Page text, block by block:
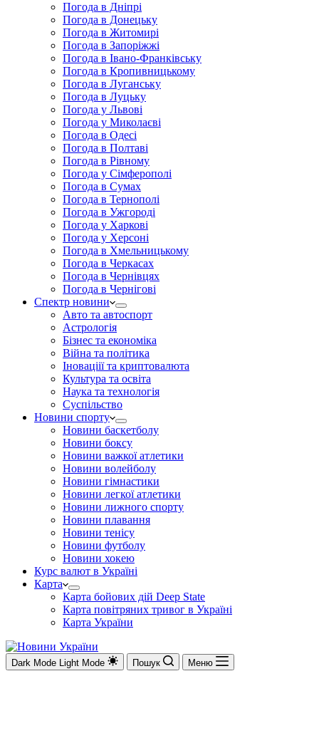
Погода в Дніпрі
Погода в Донецьку
Погода в Житомирі
Погода в Запоріжжі
Погода в Івано-Франківську
Погода в Кропивницькому
Погода в Луганську
Погода в Луцьку
Погода у Львові
Погода у Миколаєві
Погода в Одесі
Погода в Полтаві
Погода в Рівному
Погода у Сімферополі
Погода в Сумах
Погода в Тернополі
Погода в Ужгороді
Погода у Харкові
Погода у Херсоні
Погода в Хмельницькому
Погода в Черкасах
Погода в Чернівцях
Погода в Чернігові
Спектр новини
Авто та автоспорт
Астрологія
Бізнес та економіка
Війна та політика
Іноваціії та криптовалюта
Культура та освіта
Наука та технологія
Суспільство
Новини спорту
Новини баскетболу
Новини боксу
Новини важкої атлетики
Новини волейболу
Новини гімнастики
Новини легкої атлетики
Новини лижного спорту
Новини плавання
Новини тенісу
Новини футболу
Новини хокею
Курс валют в Україні
Карта
Карта бойових дій Deep State
Карта повітряних тривог в Україні
Карта України
Dark Mode Light Mode Пошук Меню